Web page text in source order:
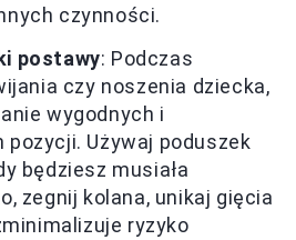
czynności.
postawy: Podczas
czy noszenia dziecka,
wygodnych i
pozycji. Używaj poduszek
będziesz musiała
zegnij kolana, unikaj gięcia
ryzyko